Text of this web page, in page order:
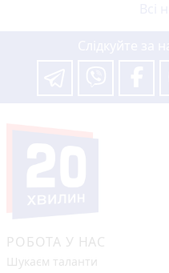
РОБОТА У НАС
Шукаєм таланти